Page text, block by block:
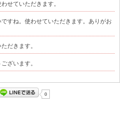
せていただきます。
すね。使わせていただきます。ありがお
だきます。
ざいます。
0